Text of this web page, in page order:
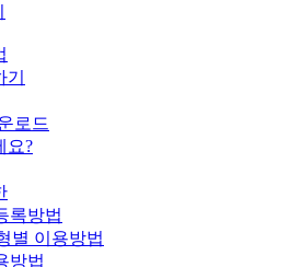
로드
요?
록방법
별 이용방법
방법